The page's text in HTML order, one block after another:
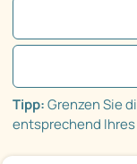
Tipp:Grenzen Sie
entsprechend